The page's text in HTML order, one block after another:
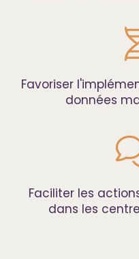
Favoriser
données
Faciliter les
dans les